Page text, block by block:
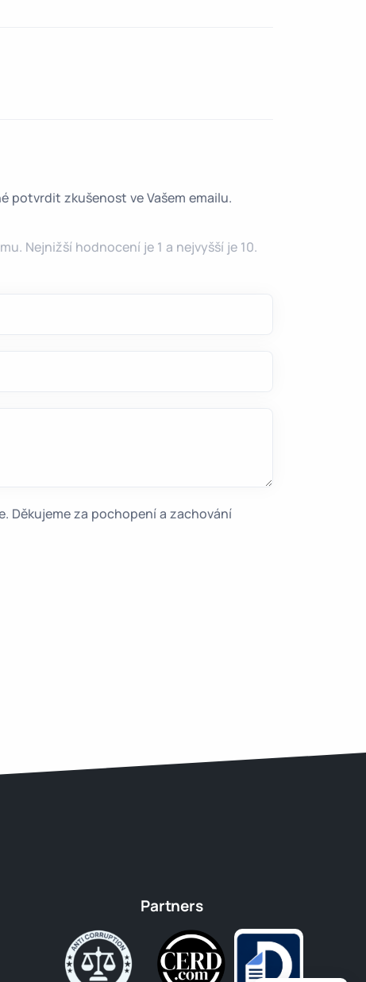
potvrdit zkušenost ve Vašem emailu.
Nejnižší hodnocení je 1 a nejvyšší je 10.
Děkujeme za pochopení a zachování
Partners